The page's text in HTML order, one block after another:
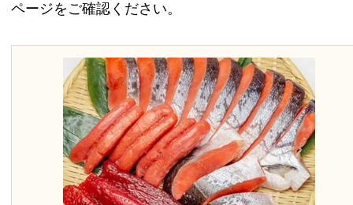
ページをご確認ください。